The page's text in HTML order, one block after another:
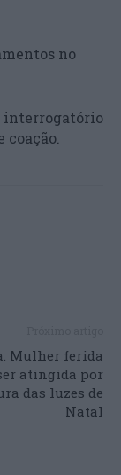
no
interrogatório
Mulher ferida
atingida por
das luzes de
Natal